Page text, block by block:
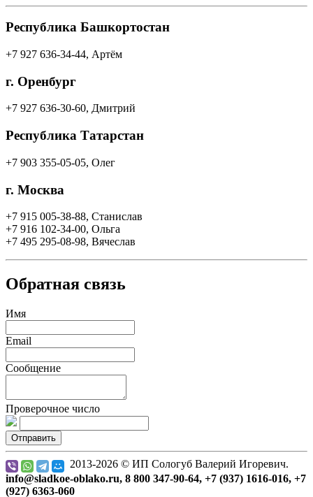
Республика Башкортостан
+7 927 636-34-44, Артём
г. Оренбург
+7 927 636-30-60, Дмитрий
Республика Татарстан
+7 903 355-05-05, Олег
г. Москва
+7 915 005-38-88, Станислав
+7 916 102-34-00, Ольга
+7 495 295-08-98, Вячеслав
Обратная связь
Имя
Email
Сообщение
Проверочное число
Отправить
2013-2026 © ИП Сологуб Валерий Игоревич.
info@sladkoe-oblako.ru, 8 800 347-90-64, +7 (937) 1616-016, +7
(927) 6363-060